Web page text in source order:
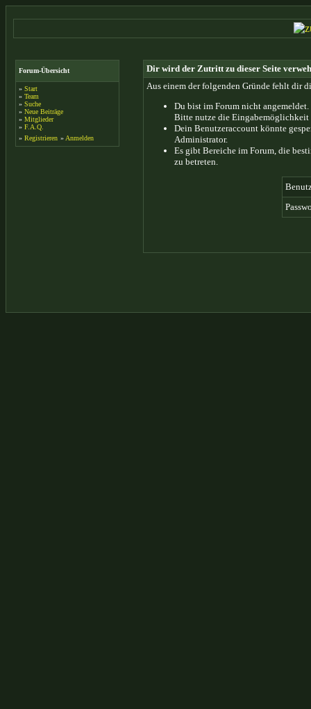
Forum-Übersicht
» Start
» Team
» Suche
» Neue Beiträge
» Mitglieder
» F.A.Q.
» Registrieren » Anmelden
Dir wird der Zutritt zu dieser Seite
Aus einem der folgenden Gründe fehlt dir
Du bist im Forum nicht
Bitte nutze die Eingabemöglichkeit
Dein Benutzeraccount könnte
Administrator.
Es gibt Bereiche im Forum, die
zu betreten.